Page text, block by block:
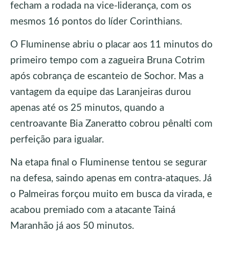
fecham a rodada na vice-liderança, com os
mesmos 16 pontos do líder Corinthians.
O Fluminense abriu o placar aos 11 minutos do
primeiro tempo com a zagueira Bruna Cotrim
após cobrança de escanteio de Sochor. Mas a
vantagem da equipe das Laranjeiras durou
apenas até os 25 minutos, quando a
centroavante Bia Zaneratto cobrou pênalti com
perfeição para igualar.
Na etapa final o Fluminense tentou se segurar
na defesa, saindo apenas em contra-ataques. Já
o Palmeiras forçou muito em busca da virada, e
acabou premiado com a atacante Tainá
Maranhão já aos 50 minutos.